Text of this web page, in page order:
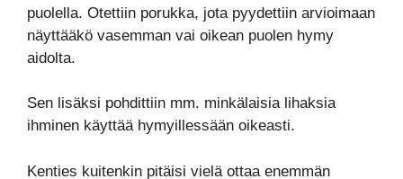
puolella. Otettiin porukka, jota pyydettiin arvioimaan
näyttääkö vasemman vai oikean puolen hymy
aidolta.
Sen lisäksi pohdittiin mm. minkälaisia lihaksia
ihminen käyttää hymyillessään oikeasti.
Kenties kuitenkin pitäisi vielä ottaa enemmän